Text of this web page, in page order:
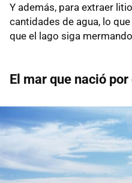
Y además, para extraer
cantidades de agua, lo
que el lago siga
El mar que nació